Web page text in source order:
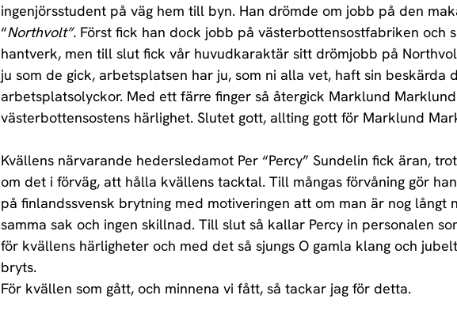
ingenjörsstudent på väg hem till byn. Han drömde om jobb på den
“Northvolt”. Först fick han dock jobb på västerbottensostfabriken och
hantverk, men till slut fick vår huvudkaraktär sitt drömjobb på
ju som de gick, arbetsplatsen har ju, som ni alla vet, haft sin beskärda
arbetsplatsolyckor. Med ett färre finger så återgick Marklund
västerbottensostens härlighet. Slutet gott, allting gott för Marklund
Kvällens närvarande hedersledamot Per “Percy” Sundelin fick äran,
om det i förväg, att hålla kvällens tacktal. Till mångas förvåning gör
på finlandssvensk brytning med motiveringen att om man är nog långt
samma sak och ingen skillnad. Till slut så kallar Percy in personalen
för kvällens härligheter och med det så sjungs O gamla klang och
bryts.
För kvällen som gått, och minnena vi fått, så tackar jag för detta.